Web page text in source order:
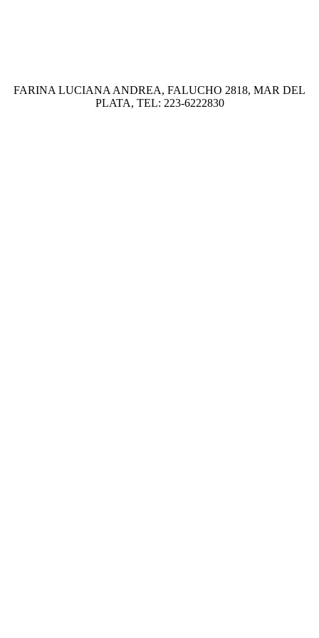
FARINA LUCIANA ANDREA, FALUCHO 2818, MAR DEL
PLATA, TEL: 223-6222830